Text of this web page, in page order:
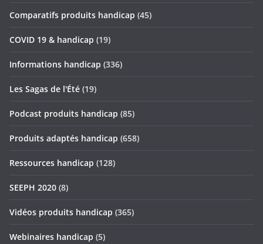
Comparatifs produits handicap (45)
COVID 19 & handicap (19)
Informations handicap (336)
Les Sagas de l'Été (19)
Podcast produits handicap (85)
Produits adaptés handicap (658)
Ressources handicap (128)
SEEPH 2020 (8)
Vidéos produits handicap (365)
Webinaires handicap (5)